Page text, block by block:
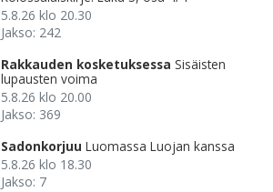
5.8.26 klo 20.30
Jakso: 242
Rakkauden kosketuksessa Sisäisten
lupausten voima
5.8.26 klo 20.00
Jakso: 369
Sadonkorjuu Luomassa Luojan kanssa
5.8.26 klo 18.30
Jakso: 7